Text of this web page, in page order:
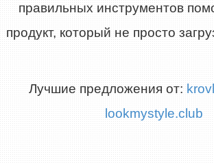
правильных инструментов
продукт, который не просто
Лучшие предложения от:
lookmystyle.club